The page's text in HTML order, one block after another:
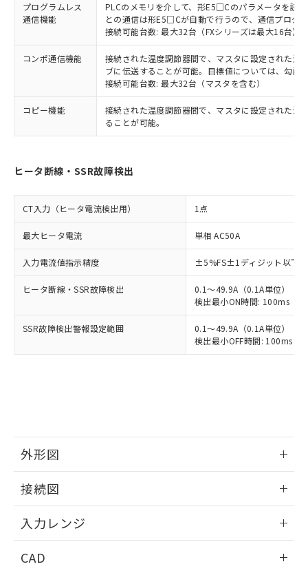
プログラムレス
通信機能
PLCのメモリを介して、形E5□Cのパラメータを読
との通信は形E5□Cが自動で行うので、通信プログ
接続可能台数: 最大32台（FXシリーズは最大16台）
コンポ通信機能
接続された温度調節器間で、マスタに設定された温
ブに伝送することが可能。目標値については、勾配
接続可能台数: 最大32台（マスタを含む）
コピー機能
接続された温度調節器間で、マスタに設定された温
ることが可能。
ヒータ断線・SSR故障検出
CT入力（ヒータ電流検出用） 1点
最大ヒータ電流 単相 AC50A
入力電流値指示精度 ±5%FS±1ディジット以下
ヒータ断線・SSR故障検出
0.1～49.9A（0.1A単位）
検出最小ON時間: 100ms（
SSR故障検出警報設定範囲
0.1～49.9A（0.1A単位）
検出最小OFF時間: 100ms（
外形図
接続図
入力レンジ
CAD